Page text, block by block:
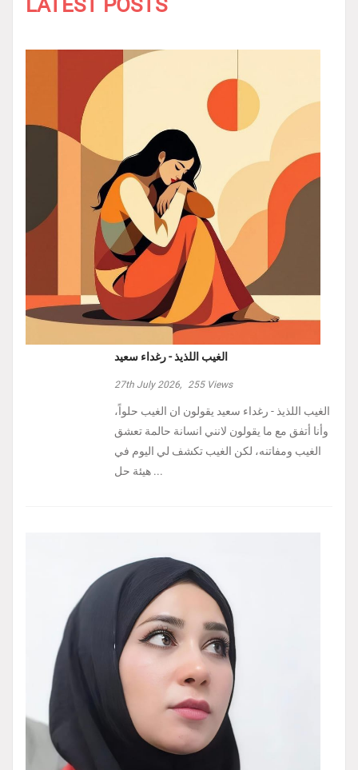
LATEST POSTS
الغيب اللذيذ - رغداء سعيد
27th July 2026, 255Views
الغيب اللذيذ - رغداء سعيد يقولون ان الغيب حلواً،
وأنا أتفق مع ما يقولون لانني انسانة حالمة تعشق
الغيب ومفاتنه، لكن الغيب تكشف لي اليوم في
هيئة حل ...